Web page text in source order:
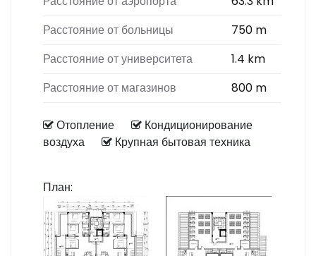
Расстояние от больницы
750 m
Расстояние от университета
1.4 km
Расстояние от магазинов
800 m
Отопление
Кондиционирование
воздуха
Крупная бытовая техника
План: